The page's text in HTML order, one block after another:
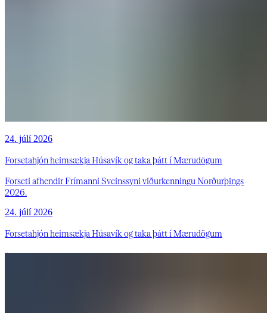
24. júlí 2026
Forsetahjón heimsækja Húsavík og taka þátt í Mærudögum
Forseti afhendir Frímanni Sveinssyni viðurkenningu Norðurþings
2026.
24. júlí 2026
Forsetahjón heimsækja Húsavík og taka þátt í Mærudögum